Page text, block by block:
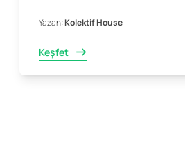
Yazan:Kolektif House
Keşfet